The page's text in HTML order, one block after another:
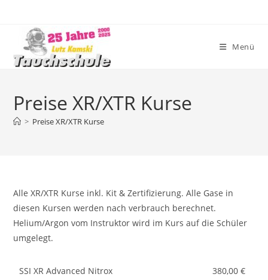
springen
Menü
Preise XR/XTR Kurse
> Preise XR/XTR Kurse
Alle XR/XTR Kurse inkl. Kit & Zertifizierung. Alle Gase in
diesen Kursen werden nach verbrauch berechnet.
Helium/Argon vom Instruktor wird im Kurs auf die Schüler
umgelegt.
SSI XR Advanced Nitrox 380,00 €